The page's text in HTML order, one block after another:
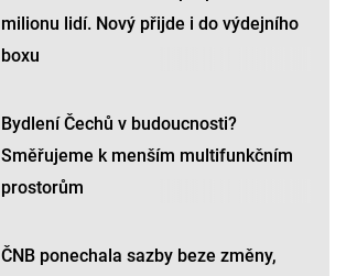
milionu lidí. Nový přijde i do výdejního
boxu
Bydlení Čechů v budoucnosti?
Směřujeme k menším multifunkčním
prostorům
ČNB ponechala sazby beze změny,